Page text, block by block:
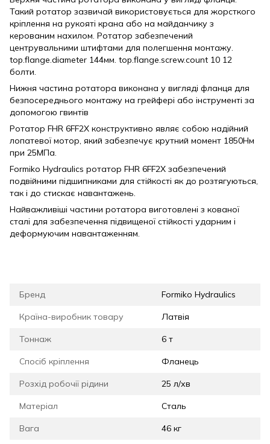
Такий ротатор зазвичай використовується для жорсткого
кріплення на рукояті крана або на майданчику з
керованим нахилом. Ротатор забезпечений
центрувальними штифтами для полегшення монтажу.
top.flange.diameter 144мм. top.flange.screw.count 10 12
болти.
Нижня частина ротатора виконана у вигляді фланця для
безпосереднього монтажу на грейфері або інструменті за
допомогою гвинтів
Ротатор FHR 6FF2X конструктивно являє собою надійний
лопатевої мотор, який забезпечує крутний момент 1850Нм
при 25МПа.
Formiko Hydraulics ротатор FHR 6FF2X забезпечений
подвійними підшипниками для стійкості як до розтягуються,
так і до стискає навантажень.
Найважливіші частини ротатора виготовлені з кованої
сталі для забезпечення підвищеної стійкості ударним і
деформуючим навантаженням.
Бренд Formiko Hydraulics
Країна-виробник товару Латвія
Тоннаж 6 т
Спосіб кріплення Фланець
Розхід робочії рідини 25 л/хв
Матеріал Сталь
Вага 46 кг